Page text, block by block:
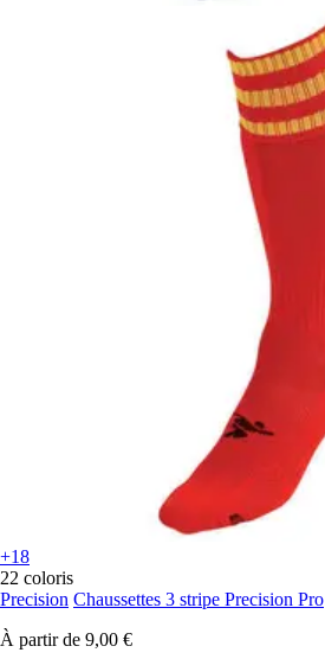
+18
22 coloris
Precision Chaussettes 3 stripe Precision Pro
À partir de 9,00 €